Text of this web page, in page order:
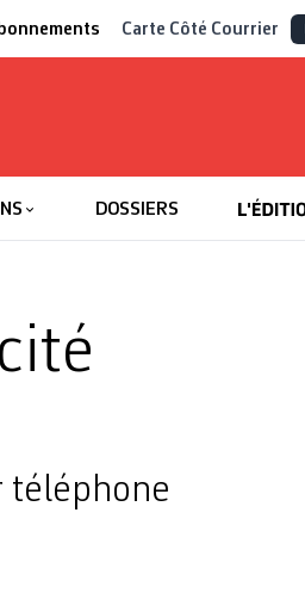
Carte Côté Courrier
DOSSIERS
téléphone